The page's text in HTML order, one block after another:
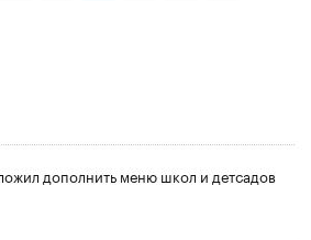
дополнить меню школ и детсадов